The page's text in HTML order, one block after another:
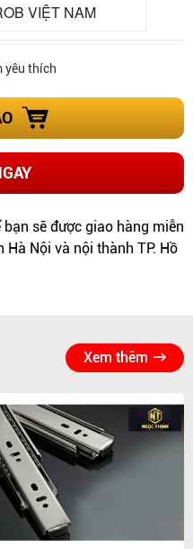
VIỆT NAM
yêu thích
sẽ được giao hàng miễn
Nội và nội thành TP. Hồ
Xem thêm